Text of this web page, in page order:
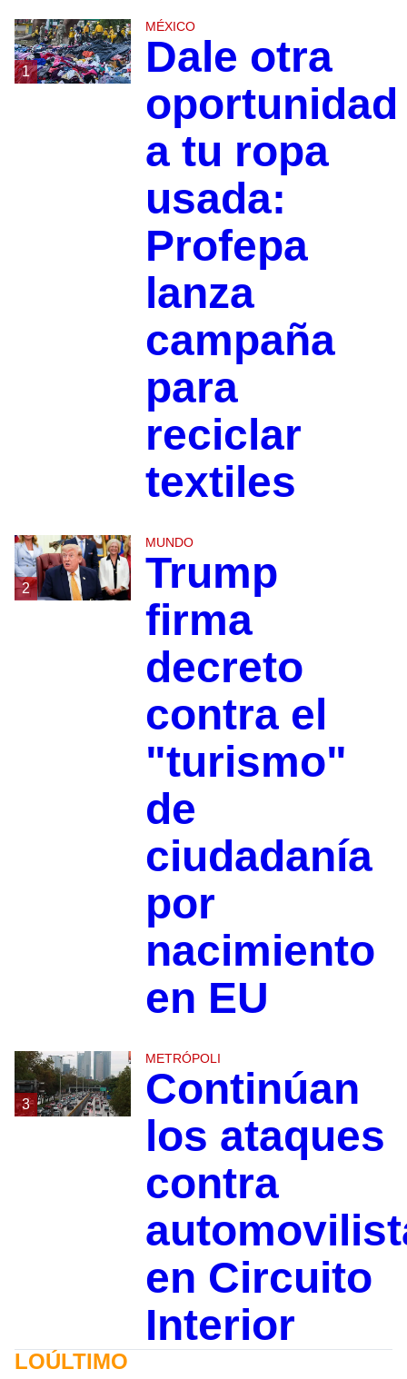
1
MÉXICO
Dale otra
oportunidad
a tu ropa
usada:
Profepa
lanza
campaña
para
reciclar
textiles
2
MUNDO
Trump
firma
decreto
contra el
"turismo"
de
ciudadanía
por
nacimiento
en EU
3
METRÓPOLI
Continúan
los ataques
contra
en Circuito
Interior
LOÚLTIMO